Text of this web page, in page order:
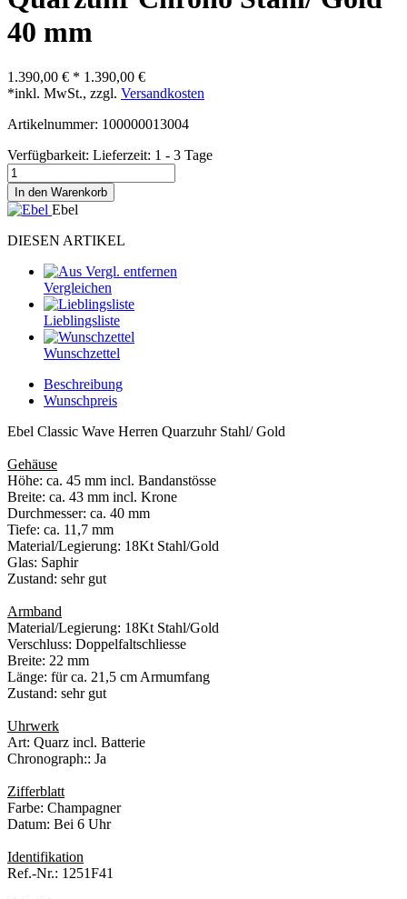
40 mm
1.390,00 € * 1.390,00 €
*inkl. MwSt., zzgl. Versandkosten
Artikelnummer: 100000013004
Verfügbarkeit: Lieferzeit: 1 - 3 Tage
In den Warenkorb
Ebel
DIESEN ARTIKEL
Vergleichen
Lieblingsliste
Wunschzettel
Beschreibung
Wunschpreis
Ebel Classic Wave Herren Quarzuhr Stahl/ Gold
Gehäuse
Höhe: ca. 45 mm incl. Bandanstösse
Breite: ca. 43 mm incl. Krone
Durchmesser: ca. 40 mm
Tiefe: ca. 11,7 mm
Material/Legierung: 18Kt Stahl/Gold
Glas: Saphir
Zustand: sehr gut
Armband
Material/Legierung: 18Kt Stahl/Gold
Verschluss: Doppelfaltschliesse
Breite: 22 mm
Länge: für ca. 21,5 cm Armumfang
Zustand: sehr gut
Uhrwerk
Art: Quarz incl. Batterie
Chronograph:: Ja
Zifferblatt
Farbe: Champagner
Datum: Bei 6 Uhr
Identifikation
Ref.-Nr.: 1251F41